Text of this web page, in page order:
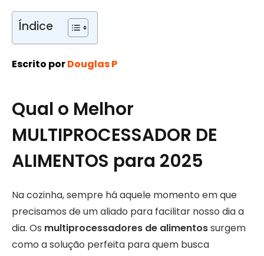
Índice
Escrito porDouglas P
Qual o Melhor
MULTIPROCESSADOR DE
ALIMENTOS para 2025
Na cozinha, sempre há aquele momento em que
precisamos de um aliado para facilitar nosso dia a
dia. Os multiprocessadores de alimentossurgem
como a solução perfeita para quem busca